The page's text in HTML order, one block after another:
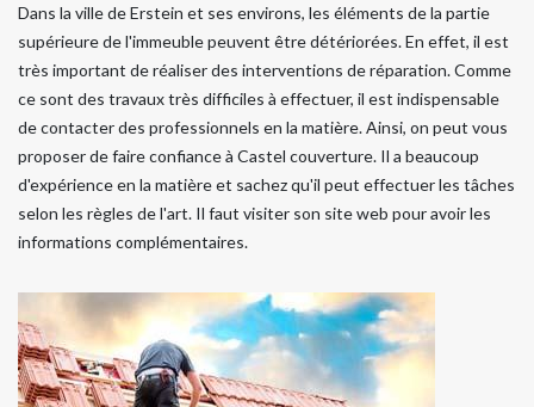
Dans la ville de Erstein et ses environs, les éléments de la partie
supérieure de l'immeuble peuvent être détériorées. En effet, il est
très important de réaliser des interventions de réparation. Comme
ce sont des travaux très difficiles à effectuer, il est indispensable
de contacter des professionnels en la matière. Ainsi, on peut vous
proposer de faire confiance à Castel couverture. Il a beaucoup
d'expérience en la matière et sachez qu'il peut effectuer les tâches
selon les règles de l'art. Il faut visiter son site web pour avoir les
informations complémentaires.